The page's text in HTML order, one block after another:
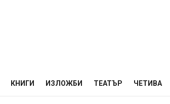
КНИГИ ИЗЛОЖБИ ТЕАТЪР ЧЕТИВА